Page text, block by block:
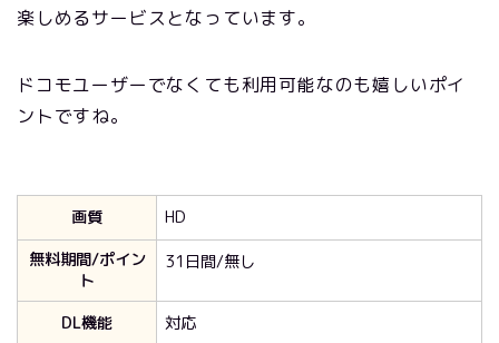
楽しめるサービスとなっています。
ドコモユーザーでなくても利用可能なのも嬉しいポイ
ントですね。
画質
HD
無料期間/ポイン
ト
31日間/無し
DL機能
対応